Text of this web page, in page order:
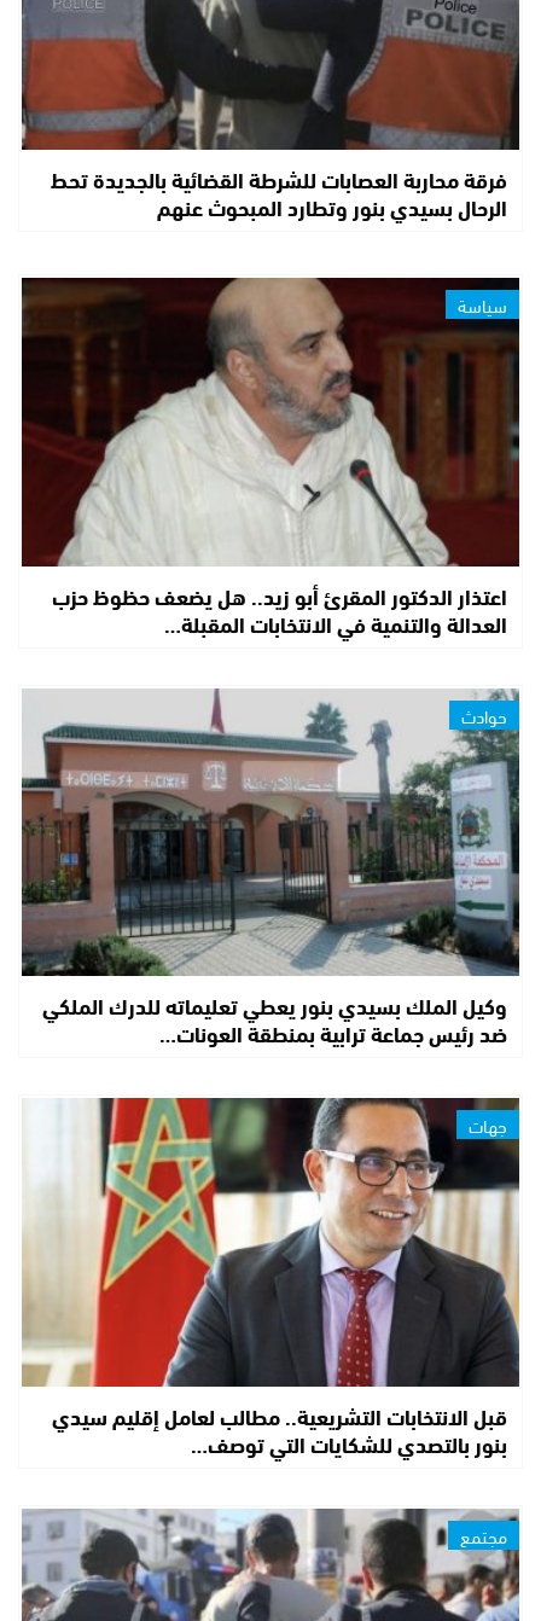
فرقة محاربة العصابات للشرطة القضائية بالجديدة تحط
الرحال بسيدي بنور وتطارد المبحوث عنهم
سياسة
اعتذار الدكتور المقرئ أبو زيد.. هل يضعف حظوظ حزب
العدالة والتنمية في الانتخابات المقبلة…
حوادث
وكيل الملك بسيدي بنور يعطي تعليماته للدرك الملكي
ضد رئيس جماعة ترابية بمنطقة العونات…
جهات
قبل الانتخابات التشريعية.. مطالب لعامل إقليم سيدي
بنور بالتصدي للشكايات التي توصف…
مجتمع